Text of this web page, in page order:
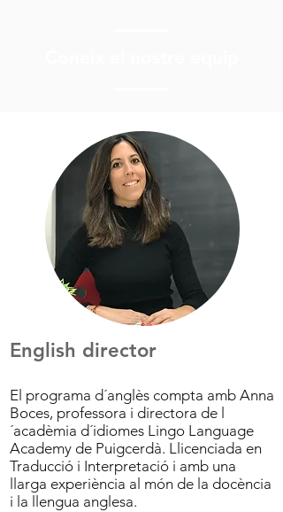
English director
El programa d´anglès compta amb Anna
Boces, professora i directora de l
´acadèmia d´idiomes Lingo Language
Academy de Puigcerdà. Llicenciada en
Traducció i Interpretació i amb una
llarga experiència al món de la docència
i la llengua anglesa.